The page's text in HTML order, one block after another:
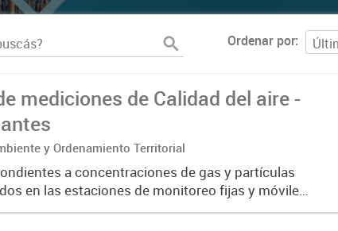
Ordenar por
mediciones de Calidad del aire -
y Ordenamiento Territorial
a concentraciones de gas y partículas
en las estaciones de monitoreo fijas y móviles.
responden a métodos homologados, pero a la